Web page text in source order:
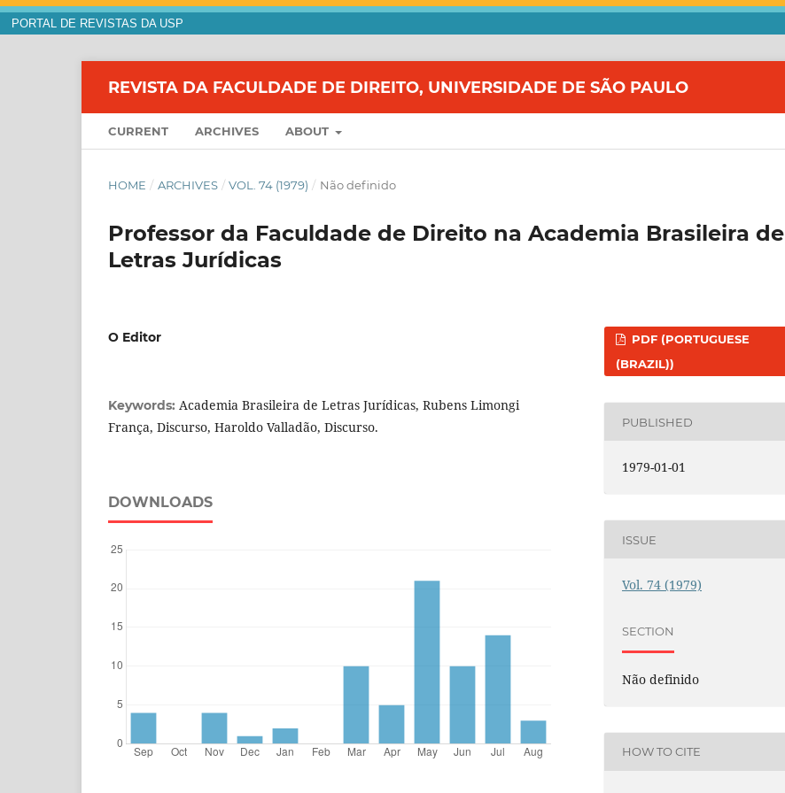
PORTAL DE REVISTAS DA USP
REVISTA DA FACULDADE DE DIREITO, UNIVERSIDADE DE SÃO PAULO
CURRENT ARCHIVES ABOUT
HOME / ARCHIVES / VOL. 74 (1979) / Não definido
Professor da Faculdade de Direito na Academia Brasileira de
Letras Jurídicas
O Editor
Keywords: Academia Brasileira de Letras Jurídicas, Rubens Limongi
França, Discurso, Haroldo Valladão, Discurso.
DOWNLOADS
PDF (PORTUGUESE
(BRAZIL))
PUBLISHED
1979-01-01
ISSUE
Vol. 74 (1979)
SECTION
Não definido
HOW TO CITE